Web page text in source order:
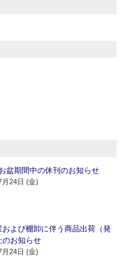
盆期間中の休刊のお知らせ
月24日 (金)
および棚卸に伴う商品出荷（発
のお知らせ
月24日 (金)